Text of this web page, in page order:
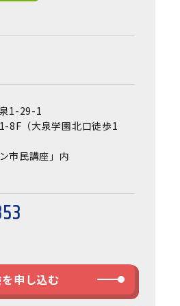
1-29-1
8F（大泉学園北口徒歩1
市民講座」内
申し込む